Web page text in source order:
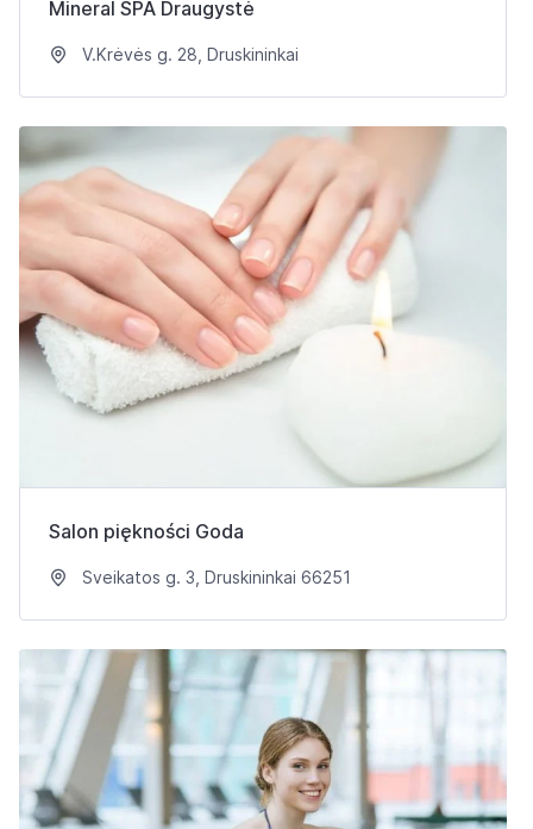
Mineral SPA Draugystė
V.Krėvės g. 28, Druskininkai
Salon piękności Goda
Sveikatos g. 3, Druskininkai 66251